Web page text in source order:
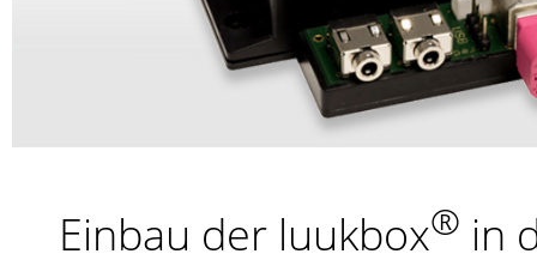
Einbau der luukbox® in